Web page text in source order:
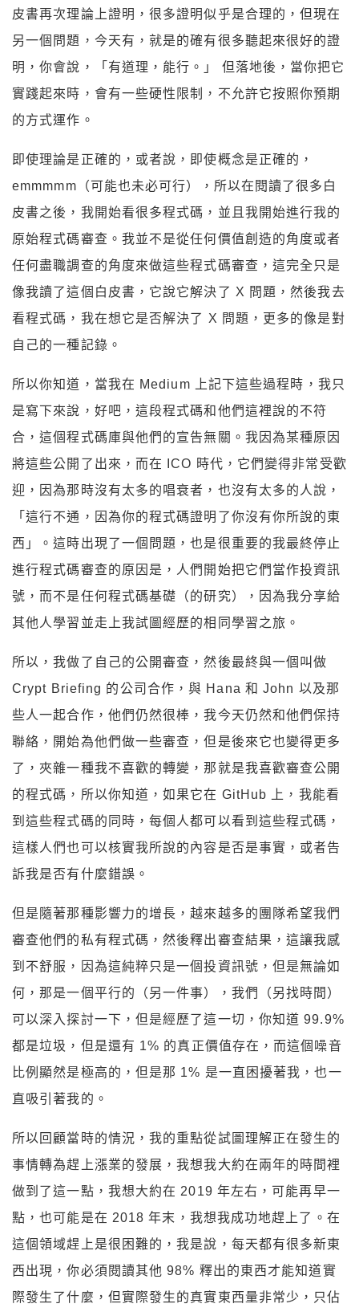
皮書再次理論上證明，很多證明似乎是合理的，但現在
另一個問題，今天有，就是的確有很多聽起來很好的證
明，你會說，「有道理，能行。」 但落地後，當你把它
實踐起來時，會有一些硬性限制，不允許它按照你預期
的方式運作。
即使理論是正確的，或者說，即使概念是正確的，
emmmmm（可能也未必可行），所以在閱讀了很多白
皮書之後，我開始看很多程式碼，並且我開始進行我的
原始程式碼審查。我並不是從任何價值創造的角度或者
任何盡職調查的角度來做這些程式碼審查，這完全只是
像我讀了這個白皮書，它說它解決了 X 問題，然後我去
看程式碼，我在想它是否解決了 X 問題，更多的像是對
自己的一種記錄。
所以你知道，當我在 Medium 上記下這些過程時，我只
是寫下來說，好吧，這段程式碼和他們這裡說的不符
合，這個程式碼庫與他們的宣告無關。我因為某種原因
將這些公開了出來，而在 ICO 時代，它們變得非常受歡
迎，因為那時沒有太多的唱衰者，也沒有太多的人說，
「這行不通，因為你的程式碼證明了你沒有你所說的東
西」。這時出現了一個問題，也是很重要的我最終停止
進行程式碼審查的原因是，人們開始把它們當作投資訊
號，而不是任何程式碼基礎（的研究），因為我分享給
其他人學習並走上我試圖經歷的相同學習之旅。
所以，我做了自己的公開審查，然後最終與一個叫做
Crypt Briefing 的公司合作，與 Hana 和 John 以及那
些人一起合作，他們仍然很棒，我今天仍然和他們保持
聯絡，開始為他們做一些審查，但是後來它也變得更多
了，夾雜一種我不喜歡的轉變，那就是我喜歡審查公開
的程式碼，所以你知道，如果它在 GitHub 上，我能看
到這些程式碼的同時，每個人都可以看到這些程式碼，
這樣人們也可以核實我所說的內容是否是事實，或者告
訴我是否有什麼錯誤。
但是隨著那種影響力的增長，越來越多的團隊希望我們
審查他們的私有程式碼，然後釋出審查結果，這讓我感
到不舒服，因為這純粹只是一個投資訊號，但是無論如
何，那是一個平行的（另一件事），我們（另找時間）
可以深入探討一下，但是經歷了這一切，你知道 99.9%
都是垃圾，但是還有 1% 的真正價值存在，而這個噪音
比例顯然是極高的，但是那 1% 是一直困擾著我，也一
直吸引著我的。
所以回顧當時的情況，我的重點從試圖理解正在發生的
事情轉為趕上漲業的發展，我想我大約在兩年的時間裡
做到了這一點，我想大約在 2019 年左右，可能再早一
點，也可能是在 2018 年末，我想我成功地趕上了。在
這個領域趕上是很困難的，我是說，每天都有很多新東
西出現，你必須閱讀其他 98% 釋出的東西才能知道實
際發生了什麼，但實際發生的真實東西量非常少，只佔